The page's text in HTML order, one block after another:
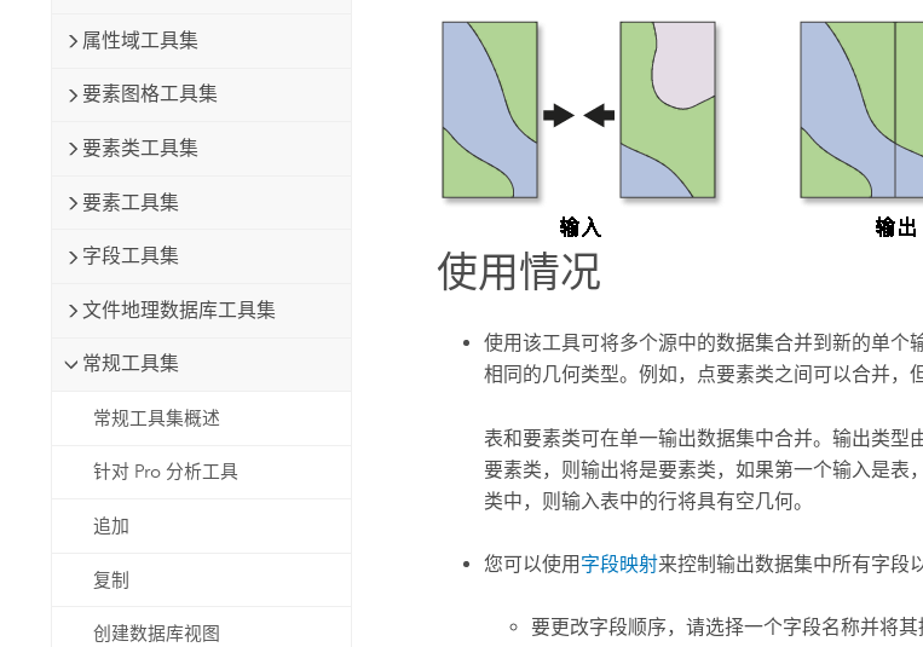
属性域工具集
要素图格工具集
要素类工具集
要素工具集
字段工具集
文件地理数据库工具集
常规工具集
常规工具集概述
针对 Pro 分析工具
追加
复制
创建数据库视图
使用情况
使用该工具可将多个源中的数据集合并到新的单个
相同的几何类型。例如，点要素类之间可以合并，
表和要素类可在单一输出数据集中合并。输出类型
要素类，则输出将是要素类，如果第一个输入是表
类中，则输入表中的行将具有空几何。
您可以使用 字段映射来控制输出数据集中所有字段
要更改字段顺序，请选择一个字段名称并将其